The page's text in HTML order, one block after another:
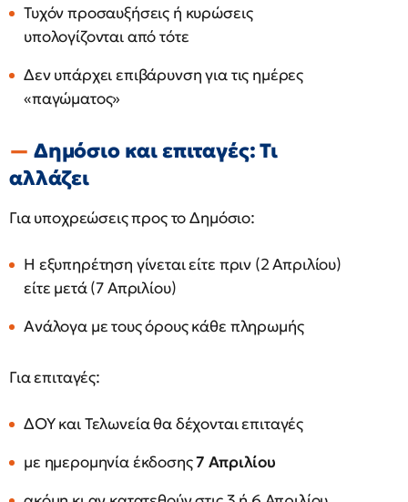
Τυχόν προσαυξήσεις ή κυρώσεις
υπολογίζονται από τότε
Δεν υπάρχει επιβάρυνση για τις ημέρες
«παγώματος»
Δημόσιο και επιταγές: Τι
αλλάζει
Για υποχρεώσεις προς το Δημόσιο:
Η εξυπηρέτηση γίνεται είτε πριν (2 Απριλίου)
είτε μετά (7 Απριλίου)
Ανάλογα με τους όρους κάθε πληρωμής
Για επιταγές:
ΔΟΥ και Τελωνεία θα δέχονται επιταγές
με ημερομηνία έκδοσης7 Απριλίου